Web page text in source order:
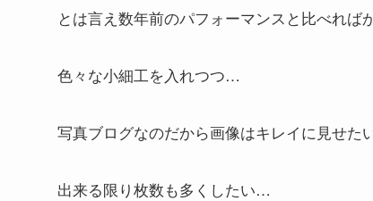
とは言え数年前のパフォーマンスと比べれば
色々な小細工を入れつつ…
写真ブログなのだから画像はキレイに見せた
出来る限り枚数も多くしたい…